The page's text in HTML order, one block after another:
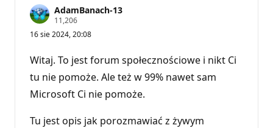
AdamBanach-13
11,206P
n
t
y
r
e
p
a
16 sie 2024, 20:08
Witaj. To jest forum społecznościowe i nikt Ci
tu nie pomoże. Ale też w 99% nawet sam
Microsoft Ci nie pomoże.
Tu jest opis jak porozmawiać z żywym